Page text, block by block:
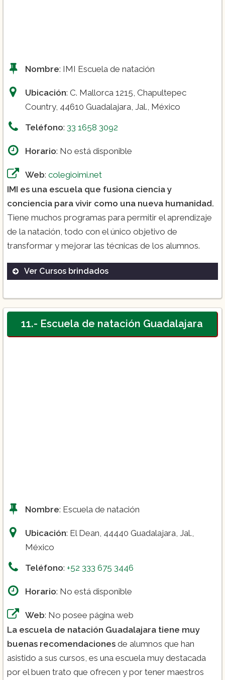
Nombre: IMI Escuela de natación
Ubicación: C. Mallorca 1215, Chapultepec
Country, 44610 Guadalajara, Jal., México
Teléfono: 33 1658 3092
Horario: No está disponible
Web: colegioimi.net
IMI es una escuela que fusiona ciencia y
conciencia para vivir como una nueva humanidad.
Tiene muchos programas para permitir el aprendizaje
de la natación, todo con el único objetivo de
transformar y mejorar las técnicas de los alumnos.
Ver Cursos brindados
11.- Escuela de natación Guadalajara
Nombre: Escuela de natación
Ubicación: El Dean, 44440 Guadalajara, Jal.,
México
Teléfono: +52 333 675 3446
Horario: No está disponible
Web: No posee página web
La escuela de natación Guadalajara tiene muy
buenas recomendaciones de alumnos que han
asistido a sus cursos, es una escuela muy destacada
por el buen trato que ofrecen y por tener maestros